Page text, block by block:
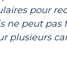
pour
ne peut pas
plusieurs